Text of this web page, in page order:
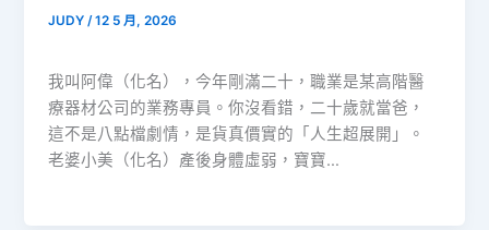
JUDY /12 5 月, 2026
我叫阿偉（化名），今年剛滿二十，職業是某高階醫
療器材公司的業務專員。你沒看錯，二十歲就當爸，
這不是八點檔劇情，是貨真價實的「人生超展開」。
老婆小美（化名）產後身體虛弱，寶寶…